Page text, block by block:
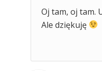
Oj tam, oj tam.
Ale dziękuję